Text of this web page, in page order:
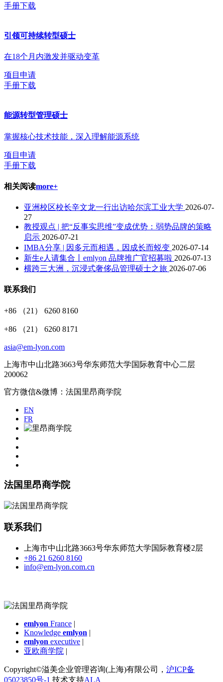
手册下载
引领可持续转型硕士
在18个月内激发并驱动变革
项目申请
手册下载
能源转型管理硕士
掌握核心技术技能，深入理解能源系统
项目申请
手册下载
相关阅读more+
亚洲校区校长辛文龙一行出访哈尔滨工业大学 2026-07-
27
教授观点 | 把“反事实思维”变成优势：弱势品牌的策略
启示 2026-07-21
IMBA分享 | 因多元而相遇，因成长而蜕变 2026-07-14
​新生e人请集合丨emlyon 品牌推广官招募啦 2026-07-13
横跨三大洲，沉浸式奢侈品管理硕士之旅 2026-07-06
联系我们
+86 （21） 6260 8160
+86 （21） 6260 8171
asia@em-lyon.com
上海市中山北路3663号华东师范大学国际教育中心二层
200062
官方微信&微博：法国里昂商学院
EN
FR
法国里昂商学院
联系我们
上海市中山北路3663号华东师范大学国际教育楼2层
+86 21 6260 8160
info@em-lyon.com.cn
emlyon France |
Knowledge emlyon |
emlyon executive |
亚欧商学院 |
Copyright©溢美企业管理咨询(上海)有限公司， 沪ICP备
05023850号-1 技术支持ALA